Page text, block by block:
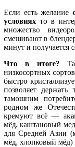
Если есть желание
условиях то в
множество
смешивают в
минут и получается
Что в итоге?
низкосортных
быстро
позволяет
тамошним
родном же
кремуют всё —
мёд, каштановый
для Средней Азии
мёд, хлопковый мёд)